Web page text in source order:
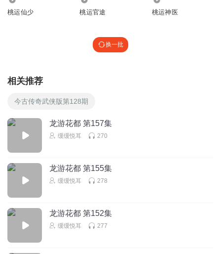
桃运仙少 桃运官途 桃运神医
换一批
相关推荐
今古传奇武侠版第128期
龙游花都 第157集
缓缓悦耳 270
龙游花都 第155集
缓缓悦耳 278
龙游花都 第152集
缓缓悦耳 277